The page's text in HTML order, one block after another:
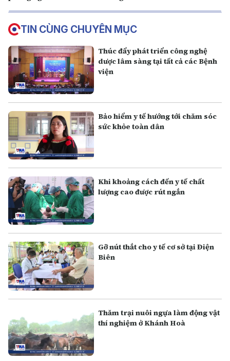
TIN CÙNG CHUYÊN MỤC
Thúc đẩy phát triển công nghệ
dược lâm sàng tại tất cả các Bệnh
viện
Bảo hiểm y tế hướng tới chăm sóc
sức khỏe toàn dân
Khi khoảng cách đến y tế chất
lượng cao được rút ngắn
Gỡ nút thắt cho y tế cơ sở tại Điện
Biên
Thăm trại nuôi ngựa làm động vật
thí nghiệm ở Khánh Hoà